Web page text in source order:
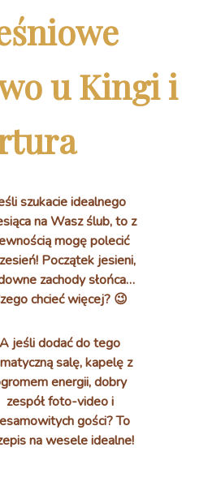
u Kingi i
szukacie idealnego
na Wasz ślub, to z
mogę polecić
Początek jesieni,
zachody słońca…
chcieć więcej? 😉
A jeśli dodać do tego
salę, kapelę z
energii, dobry
zespół foto-video i
gości? To
na wesele idealne!